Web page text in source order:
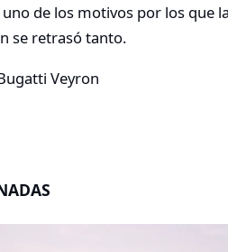
de los motivos por los que
se retrasó tanto.